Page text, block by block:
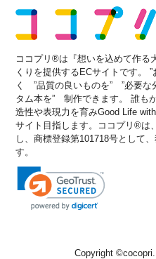
ココプリ®は『想いを込めて作る
くりを提供するECサイトです。
く ”品質の良いものを” ”必要な
タム本を” 制作できます。 誰も
造性や表現力を育みGood Life
サイト目指します。ココプリ®は
し、商標登録第101718号として
す。
Copyright ©cocopri